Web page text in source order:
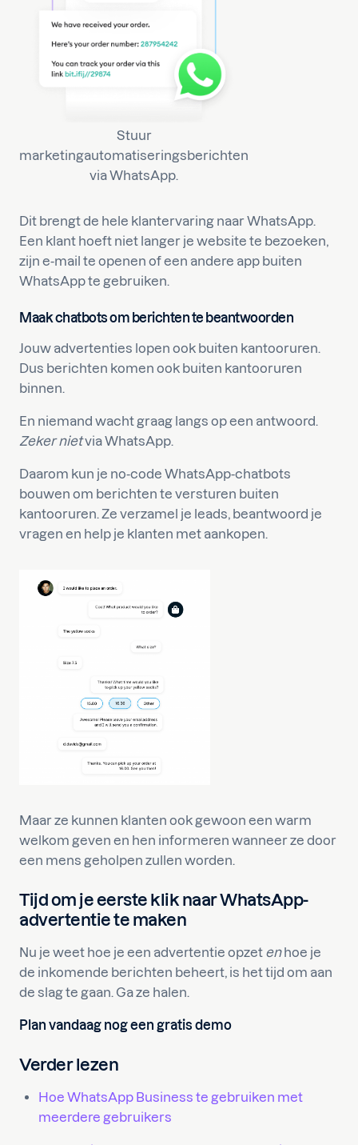
Stuur
marketingautomatiseringsberichten
via WhatsApp.
Dit brengt de hele klantervaring naar WhatsApp.
Een klant hoeft niet langer je website te bezoeken,
zijn e-mail te openen of een andere app buiten
WhatsApp te gebruiken.
Maak chatbots om berichten te beantwoorden
Jouw advertenties lopen ook buiten kantooruren.
Dus berichten komen ook buiten kantooruren
binnen.
En niemand wacht graag langs op een antwoord.
Zeker nietvia WhatsApp.
Daarom kun je no-code WhatsApp-chatbots
bouwen om berichten te versturen buiten
kantooruren. Ze verzamel je leads, beantwoord je
vragen en help je klanten met aankopen.
Maar ze kunnen klanten ook gewoon een warm
welkom geven en hen informeren wanneer ze door
een mens geholpen zullen worden.
Tijd om je eerste klik naar WhatsApp-
advertentie te maken
Nu je weet hoe je een advertentie opzet enhoe je
de inkomende berichten beheert, is het tijd om aan
de slag te gaan. Ga ze halen.
Plan vandaag nog een gratis demo
Verder lezen
Hoe WhatsApp Business te gebruiken met
meerdere gebruikers